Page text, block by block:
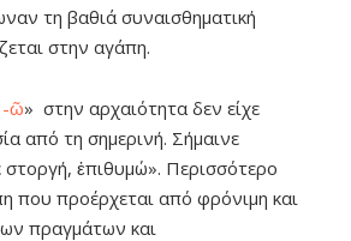
τη βαθιά συναισθηματική
στην αγάπη.
-ῶ» στην αρχαιότητα δεν είχε
από τη σημερινή. Σήμαινε
στοργή, ἐπιθυμώ». Περισσότερο
που προέρχεται από φρόνιμη και
πραγμάτων και